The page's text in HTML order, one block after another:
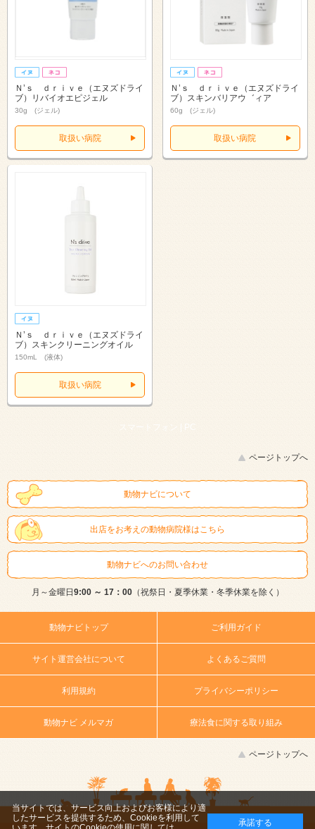
Ｎ’ｓ ｄｒｉｖｅ（エヌズドライ
ブ）リバイオエピジェル
30g (ジェル)
取扱い病院
Ｎ’ｓ ｄｒｉｖｅ（エヌズドライ
ブ）スキンバリアウ゛ィア
60g (ジェル)
取扱い病院
Ｎ’ｓ ｄｒｉｖｅ（エヌズドライ
ブ）スキンクリーニングオイル
150mL (液体)
取扱い病院
スマートフォン | PC
ページトップへ
動物ナビについて
出店をお考えの動物病院様はこちら
動物ナビへのお問い合わせ
月～金曜日9:00 ～ 17：00（祝祭日・夏季休業・冬季休業を除く）
動物ナビトップ ご利用ガイド
サイト運営会社について よくあるご質問
利用規約 プライバシーポリシー
動物ナビ メルマガ 療法食に関する取り組み
ページトップへ
当サイトでは、サービス向上およびお客様により適
したサービスを提供するため、Cookieを利用して
承諾する